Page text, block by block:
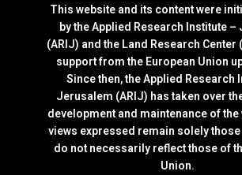
This website and its content were
by the Applied Research Institute
(ARIJ) and the Land Research Center
support from the European Union
Since then, the Applied Research
Jerusalem (ARIJ) has taken over
development and maintenance of
views expressed remain solely
do not necessarily reflect those of
Union.